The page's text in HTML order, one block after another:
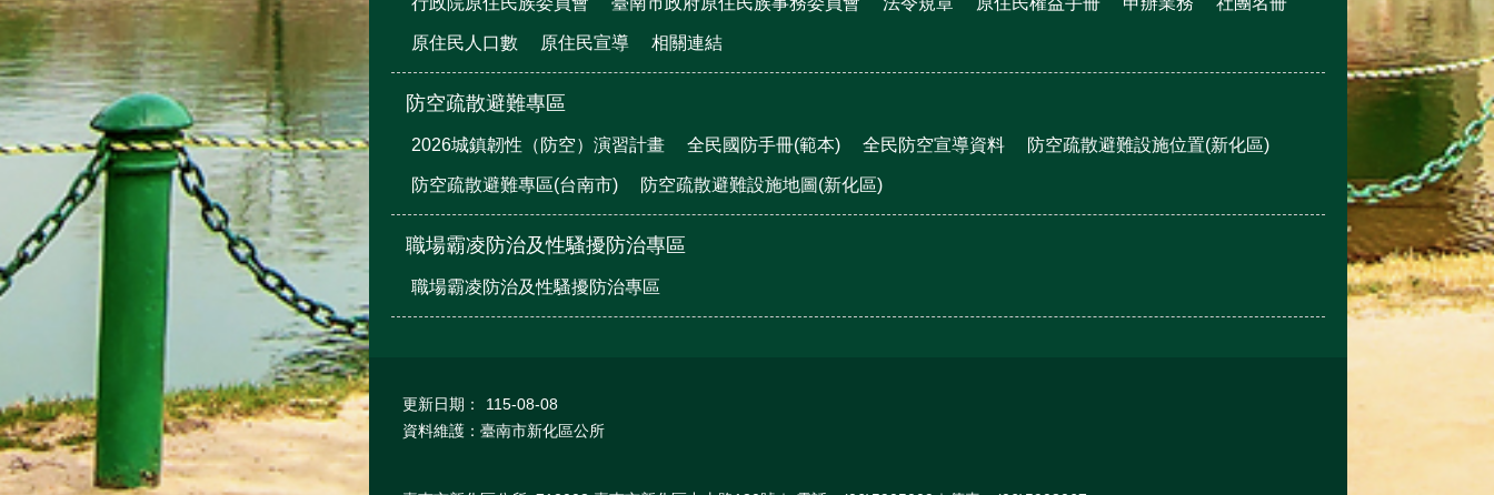
原住民人口數 原住民宣導 相關連結
防空疏散避難專區
2026城鎮韌性（防空）演習計畫 全民國防手冊(範本) 全民防空宣導資料 防空疏散避難設施位置(新化區)
防空疏散避難專區(台南市) 防空疏散避難設施地圖(新化區)
職場霸凌防治及性騷擾防治專區
職場霸凌防治及性騷擾防治專區
更新日期：
115-08-08
資料維護：臺南市新化區公所